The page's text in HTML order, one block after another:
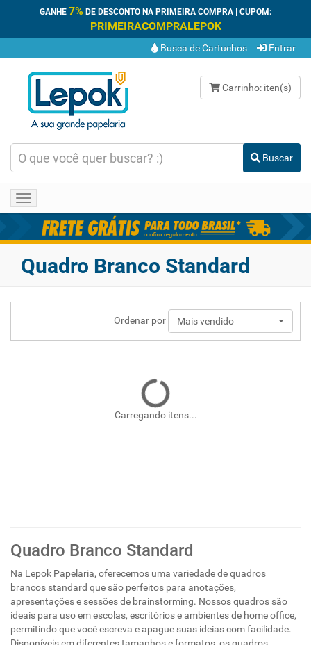
GANHE 7% DE DESCONTO NA PRIMEIRA COMPRA | CUPOM:
PRIMEIRACOMPRALEPOK
Busca de Cartuchos Entrar
Carrinho: iten(s)
Buscar
Toggle
navigation
Quadro Branco Standard
Ordenar por Mais vendido
Carregando itens...
Quadro Branco Standard
Na Lepok Papelaria, oferecemos uma variedade de quadros
brancos standard que são perfeitos para anotações,
apresentações e sessões de brainstorming. Nossos quadros são
ideais para uso em escolas, escritórios e ambientes de home office,
permitindo que você escreva e apague suas ideias com facilidade.